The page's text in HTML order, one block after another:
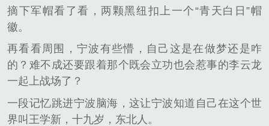
摘下军帽看了看，两颗黑纽扣上一个“青天白日”帽
徽。
再看看周围，宁波有些懵，自己这是在做梦还是咋
的？难不成还要跟着那个既会立功也会惹事的李云龙
一起上战场了？
一段记忆跳进宁波脑海，这让宁波知道自己在这个世
界叫王学新，十九岁，东北人。